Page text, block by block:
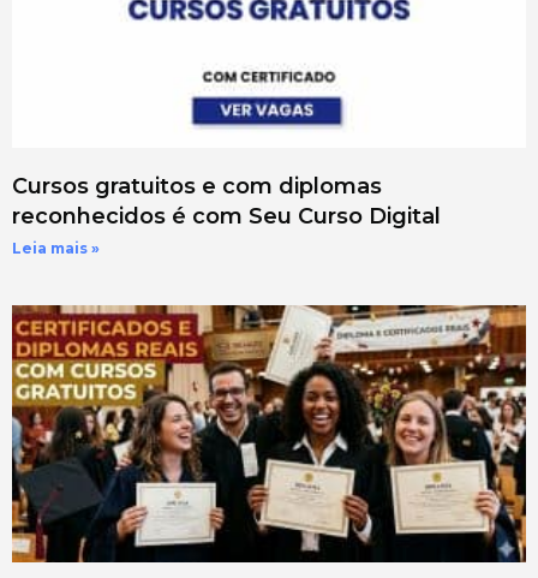
Cursos gratuitos e com diplomas
reconhecidos é com Seu Curso Digital
Leia mais »